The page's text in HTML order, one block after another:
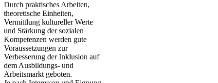
Durch praktisches Arbeiten,
theoretische Einheiten,
Vermittlung kultureller Werte
und Stärkung der sozialen
Kompetenzen werden gute
Voraussetzungen zur
Verbesserung der Inklusion auf
dem Ausbildungs- und
Arbeitsmarkt geboten.